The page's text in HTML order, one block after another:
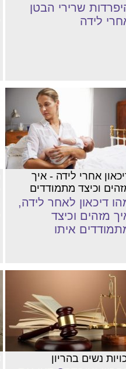
שרירי הבטן
לידה
אחרי לידה - איך
וכיצד מתמודדים
דיכאון לאחר לידה,
מזהים וכיצד
איתו
נשים בהריון